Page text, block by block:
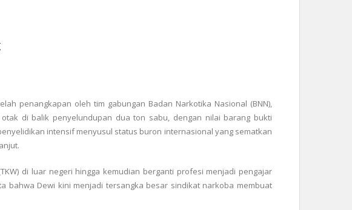
penangkapan oleh tim gabungan Badan Narkotika Nasional (BNN),
di balik penyelundupan dua ton sabu, dengan nilai barang bukti
intensif menyusul status buron internasional yang sematkan
di luar negeri hingga kemudian berganti profesi menjadi pengajar
bahwa Dewi kini menjadi tersangka besar sindikat narkoba membuat